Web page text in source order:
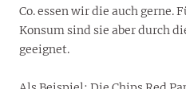
Co. essen wir die auch gerne.
Konsum sind sie aber durch
geeignet.